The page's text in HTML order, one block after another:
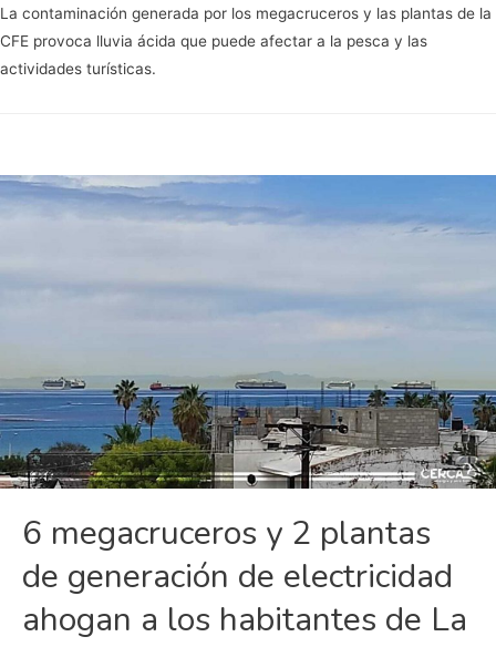
La contaminación generada por los megacruceros y las plantas de la
CFE provoca lluvia ácida que puede afectar a la pesca y las
actividades turísticas.
6 megacruceros y 2 plantas
de generación de electricidad
ahogan a los habitantes de La